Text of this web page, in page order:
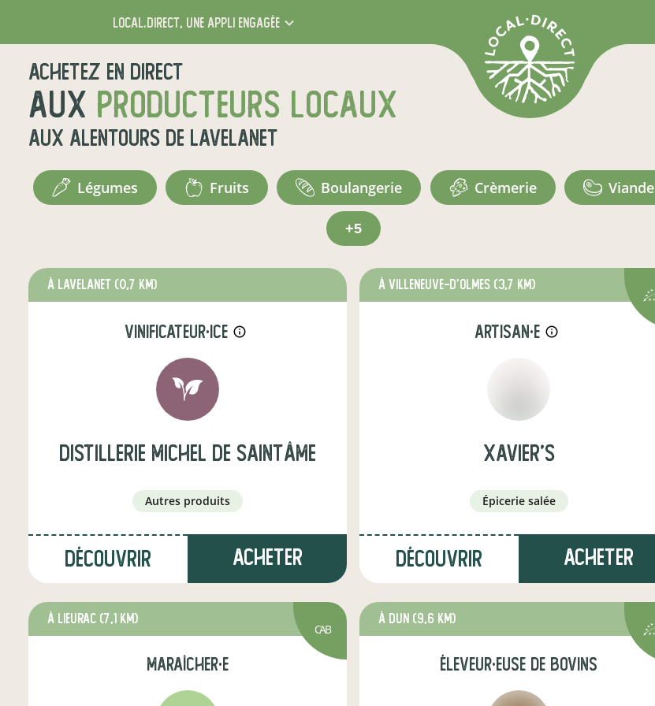
local.direct, une appli engagée
Achetez en direct
aux producteurs locaux
aux alentours de Lavelanet
légumes fruits boulangerie crèmerie viande
+5
à Lavelanet (0,7 km)
vinificateur·ice info_outline
Distillerie Michel de SaintÂme
autres produits
Découvrir Acheter
à Villeneuve-d'Olmes (3,7 km)
artisan·e info_outline
xavier's
épicerie salée
Découvrir Acheter
à Lieurac (7,1 km)
CAB
maraîcher·e
à Dun (9,6 km)
éleveur·euse de bovins